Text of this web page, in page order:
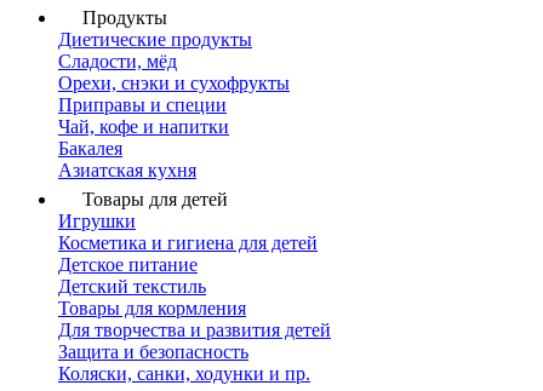
Продукты
Диетические продукты
Сладости, мёд
Орехи, снэки и сухофрукты
Приправы и специи
Чай, кофе и напитки
Бакалея
Азиатская кухня
Товары для детей
Игрушки
Косметика и гигиена для детей
Детское питание
Детский текстиль
Товары для кормления
Для творчества и развития детей
Защита и безопасность
Коляски, санки, ходунки и пр.